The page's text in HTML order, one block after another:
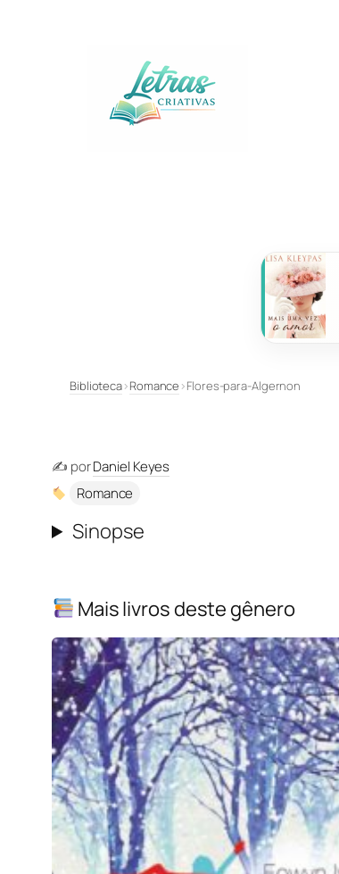
Biblioteca›Romance ›Flores-para-Algernon
✍️ porDaniel Keyes
Romance
Sinopse
Mais livros deste gênero